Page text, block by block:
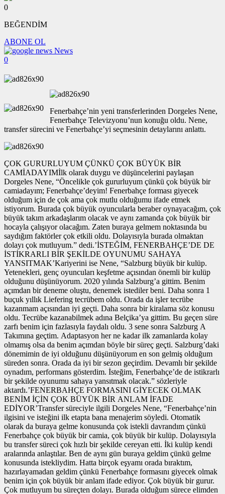
0
BEĞENDİM
ABONE OL
News
0
Fenerbahçe’nin yeni transferlerinden Dorgeles Nene,
Fenerbahçe Televizyonu’nun konuğu oldu. Nene,
transfer sürecini ve Fenerbahçe’yi seçmesinin detaylarını anlattı.
ÇOK GURURLUYUM ÇÜNKÜ ÇOK BÜYÜK BİR
CAMİADAYIMİlk olarak duygu ve düşüncelerini paylaşan
Dorgeles Nene, “Öncelikle çok gururluyum çünkü çok büyük bir
camiadayım; Fenerbahçe’deyim! Fenerbahçe forması giyecek
olduğum için de çok ama çok mutlu olduğumu ifade etmek
istiyorum. Burada çok büyük oyuncularla beraber oynayacağım, çok
büyük takım arkadaşlarım olacak ve aynı zamanda çok büyük bir
hocayla çalışıyor olacağım. Zaten buraya gelmem noktasında bu
saydığım faktörler çok etkili oldu. Dolayısıyla burada olmaktan
dolayı çok mutluyum.” dedi.’İSTEĞİM, FENERBAHÇE’DE DE
İSTİKRARLI BİR ŞEKİLDE OYUNUMU SAHAYA
YANSITMAK’Kariyerini ise Nene, “Salzburg büyük bir kulüp.
Yetenekleri, genç oyuncuları keşfetme açısından önemli bir kulüp
olduğunu düşünüyorum. 2020 yılında Salzburg’a gittim. Benim
açımdan bir deneme oluştu, denemek istediler beni. Daha sonra 1
buçuk yıllık Liefering tecrübem oldu. Orada da işler tecrübe
kazanmam açısından iyi geçti. Daha sonra bir kiralama söz konusu
oldu. Tecrübe kazanabilmek adına Belçika’ya gittim. Bu geçen süre
zarfı benim için fazlasıyla faydalı oldu. 3 sene sonra Salzburg A
Takımına geçtim. Adaptasyon her ne kadar ilk zamanlarda kolay
olmamış olsa da benim açımdan böyle bir süreç geçti. Salzburg’daki
dönemimin de iyi olduğunu düşünüyorum en son gelmiş olduğum
süreden sonra. Orada da iyi bir sezon geçirdim. Devamlı bir şekilde
oynadım, performans gösterdim. İsteğim, Fenerbahçe’de de istikrarlı
bir şekilde oyunumu sahaya yansıtmak olacak.” sözleriyle
aktardı.’FENERBAHÇE FORMASINI GİYECEK OLMAK
BENİM İÇİN ÇOK BÜYÜK BİR ANLAM İFADE
EDİYOR’Transfer süreciyle ilgili Dorgeles Nene, “Fenerbahçe’nin
ilgisini ve isteğini ilk etapta bana menajerim söyledi. Otomatik
olarak da buraya gelme konusunda çok istekli davrandım çünkü
Fenerbahçe çok büyük bir camia, çok büyük bir kulüp. Dolayısıyla
bu transfer süreci çok hızlı bir şekilde cereyan etti. İki kulüp kendi
aralarında anlaştılar. Ben de aynı gün buraya geldim çünkü gelme
konusunda istekliydim. Hatta birçok eşyamı orada bıraktım,
hazırlayamadan geldim çünkü Fenerbahçe formasını giyecek olmak
benim için çok büyük bir anlam ifade ediyor. Çok büyük bir gurur.
Çok mutluyum bu süreçten dolayı. Burada olduğum sürece elimden